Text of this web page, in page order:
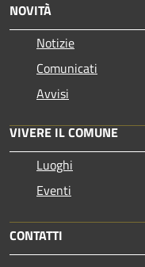
NOVITÀ
Notizie
Comunicati
Avvisi
VIVERE IL COMUNE
Luoghi
Eventi
CONTATTI